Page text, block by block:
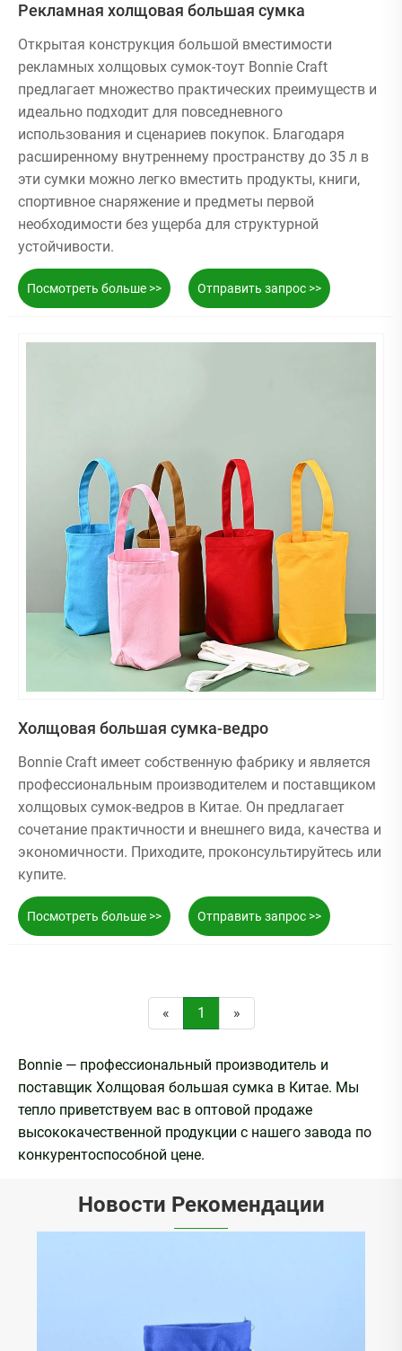
Рекламная холщовая большая сумка
Открытая конструкция большой вместимости
рекламных холщовых сумок-тоут Bonnie Craft
предлагает множество практических преимуществ и
идеально подходит для повседневного
использования и сценариев покупок. Благодаря
расширенному внутреннему пространству до 35 л в
эти сумки можно легко вместить продукты, книги,
спортивное снаряжение и предметы первой
необходимости без ущерба для структурной
устойчивости.
Посмотреть больше >> Отправить запрос >>
Холщовая большая сумка-ведро
Bonnie Craft имеет собственную фабрику и является
профессиональным производителем и поставщиком
холщовых сумок-ведров в Китае. Он предлагает
сочетание практичности и внешнего вида, качества и
экономичности. Приходите, проконсультируйтесь или
купите.
Посмотреть больше >> Отправить запрос >>
« 1 »
Bonnie — профессиональный производитель и
поставщик Холщовая большая сумка в Китае. Мы
тепло приветствуем вас в оптовой продаже
высококачественной продукции с нашего завода по
конкурентоспособной цене.
Новости Рекомендации
Посмотреть больше >>